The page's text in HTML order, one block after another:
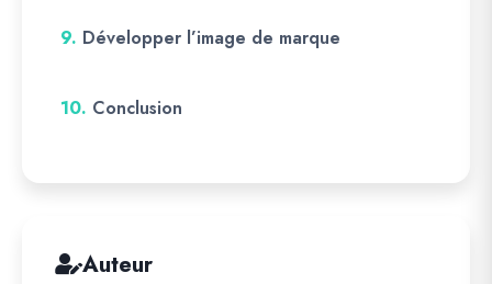
9. Développer l’image de marque
10. Conclusion
Auteur